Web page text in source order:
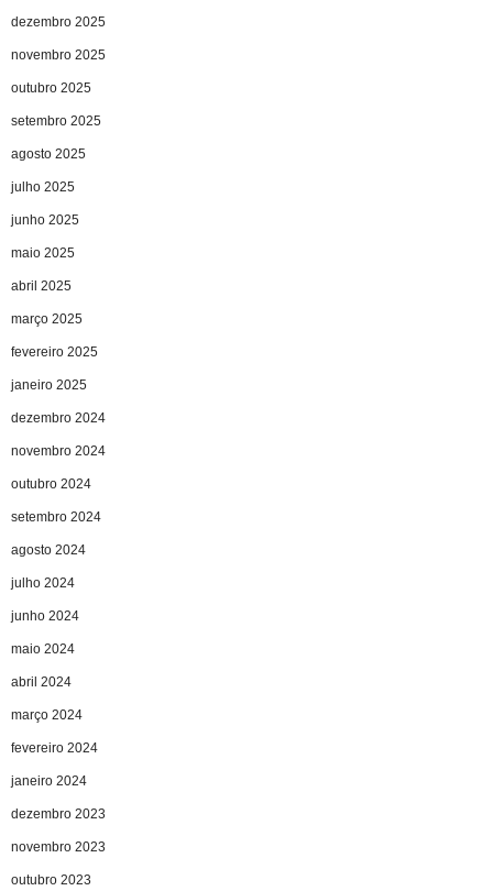
dezembro 2025
novembro 2025
outubro 2025
setembro 2025
agosto 2025
julho 2025
junho 2025
maio 2025
abril 2025
março 2025
fevereiro 2025
janeiro 2025
dezembro 2024
novembro 2024
outubro 2024
setembro 2024
agosto 2024
julho 2024
junho 2024
maio 2024
abril 2024
março 2024
fevereiro 2024
janeiro 2024
dezembro 2023
novembro 2023
outubro 2023